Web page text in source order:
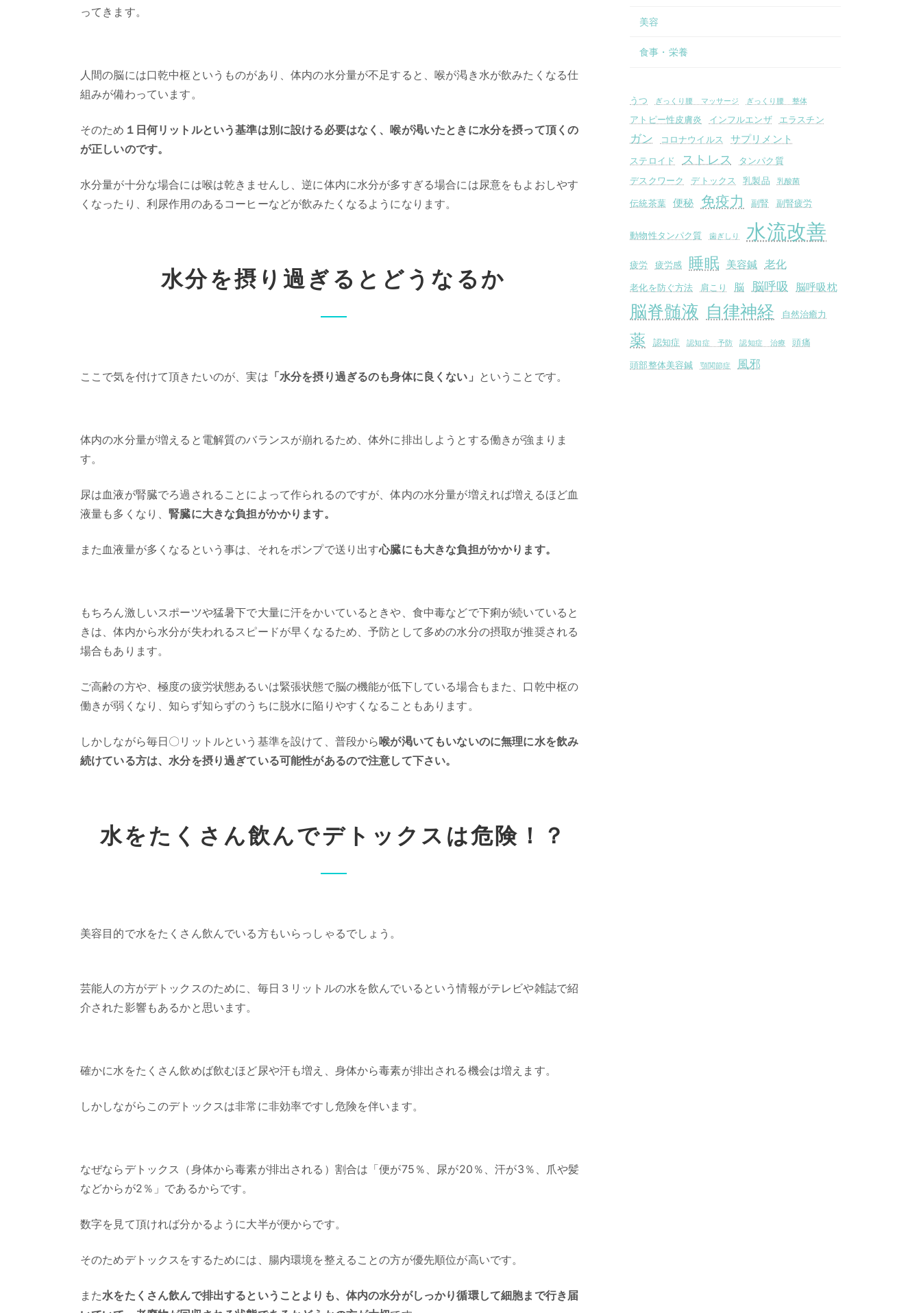
ってきます。
人間の脳には口乾中枢というものがあり、体内の水分量が不足すると、喉が渇き水が飲みたくなる仕
組みが備わっています。
そのため １日何リットルという基準は別に設ける必要はなく、喉が渇いたときに水分を摂って頂くの
が正しいのです。
水分量が十分な場合には喉は乾きませんし、逆に体内に水分が多すぎる場合には尿意をもよおしやす
くなったり、利尿作用のあるコーヒーなどが飲みたくなるようになります。
水分を摂り過ぎるとどうなるか
ここで気を付けて頂きたいのが、実は 「水分を摂り過ぎるのも身体に良くない」 ということです。
体内の水分量が増えると電解質のバランスが崩れるため、体外に排出しようとする働きが強まりま
す。
尿は血液が腎臓でろ過されることによって作られるのですが、体内の水分量が増えれば増えるほど血
液量も多くなり、腎臓に大きな負担がかかります。
また血液量が多くなるという事は、それをポンプで送り出す心臓にも大きな負担がかかります。
もちろん激しいスポーツや猛暑下で大量に汗をかいているときや、食中毒などで下痢が続いていると
きは、体内から水分が失われるスピードが早くなるため、予防として多めの水分の摂取が推奨される
場合もあります。
ご高齢の方や、極度の疲労状態あるいは緊張状態で脳の機能が低下している場合もまた、口乾中枢の
働きが弱くなり、知らず知らずのうちに脱水に陥りやすくなることもあります。
しかしながら毎日〇リットルという基準を設けて、普段から喉が渇いてもいないのに無理に水を飲み
続けている方は、水分を摂り過ぎている可能性があるので注意して下さい。
水をたくさん飲んでデトックスは危険！？
美容目的で水をたくさん飲んでいる方もいらっしゃるでしょう。
芸能人の方がデトックスのために、毎日３リットルの水を飲んでいるという情報がテレビや雑誌で紹
介された影響もあるかと思います。
確かに水をたくさん飲めば飲むほど尿や汗も増え、身体から毒素が排出される機会は増えます。
しかしながらこのデトックスは非常に非効率ですし危険を伴います。
なぜならデトックス（身体から毒素が排出される）割合は「便が75％、尿が20％、汗が3％、爪や髪
などからが2％」であるからです。
数字を見て頂ければ分かるように大半が便からです。
そのためデトックスをするためには、腸内環境を整えることの方が優先順位が高いです。
また水をたくさん飲んで排出するということよりも、体内の水分がしっかり循環して細胞まで行き届
美容
食事・栄養
うつ ぎっくり腰 マッサージ ぎっくり腰 整体
アトピー性皮膚炎 インフルエンザ エラスチン
ガン コロナウイルス サプリメント
ステロイド ストレス
タンパク質
デスクワーク
デトックス 乳製品 乳酸菌
伝統茶葉 便秘 免疫力 副腎 副腎疲労
動物性タンパク質 歯ぎしり 水流改善
疲労 疲労感 睡眠 美容鍼 老化
老化を防ぐ方法 肩こり 脳 脳呼吸 脳呼吸枕
脳脊髄液 自律神経 自然治癒力
薬 認知症 認知症 予防 認知症 治療 頭痛
頭部整体美容鍼 顎関節症 風邪